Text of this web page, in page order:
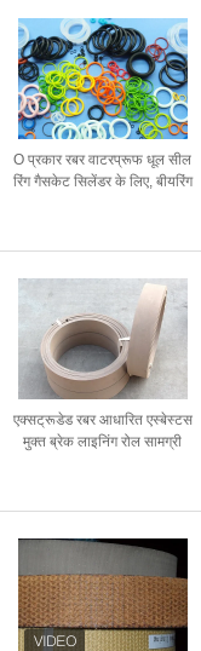
O प्रकार रबर वाटरप्रूफ धूल सील
रिंग गैसकेट सिलेंडर के लिए, बीयरिंग
एक्सट्रूडेड रबर आधारित एस्बेस्टस
मुक्त ब्रेक लाइनिंग रोल सामग्री